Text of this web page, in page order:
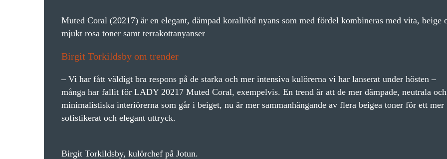
Muted Coral (20217) är en elegant, dämpad korallröd nyans som med fördel kombineras med vita, beige
mjukt rosa toner samt terrakottanyanser
Birgit Torkildsby om trender
– Vi har fått väldigt bra respons på de starka och mer intensiva kulörerna vi har lanserat under hösten –
många har fallit för LADY 20217 Muted Coral, exempelvis. En trend är att de mer dämpade, neutrala och
minimalistiska interiörerna som går i beiget, nu är mer sammanhängande av flera beigea toner för ett mer
sofistikerat och elegant uttryck.
Birgit Torkildsby, kulörchef på Jotun.